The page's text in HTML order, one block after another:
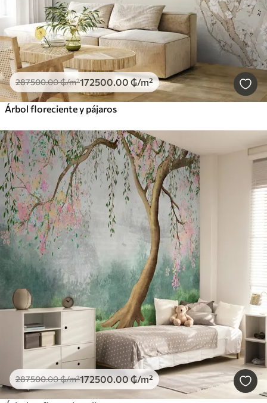
287500.00₲/m²172500.00 ₲/m²
Árbol floreciente y pájaros
287500.00₲/m²172500.00 ₲/m²